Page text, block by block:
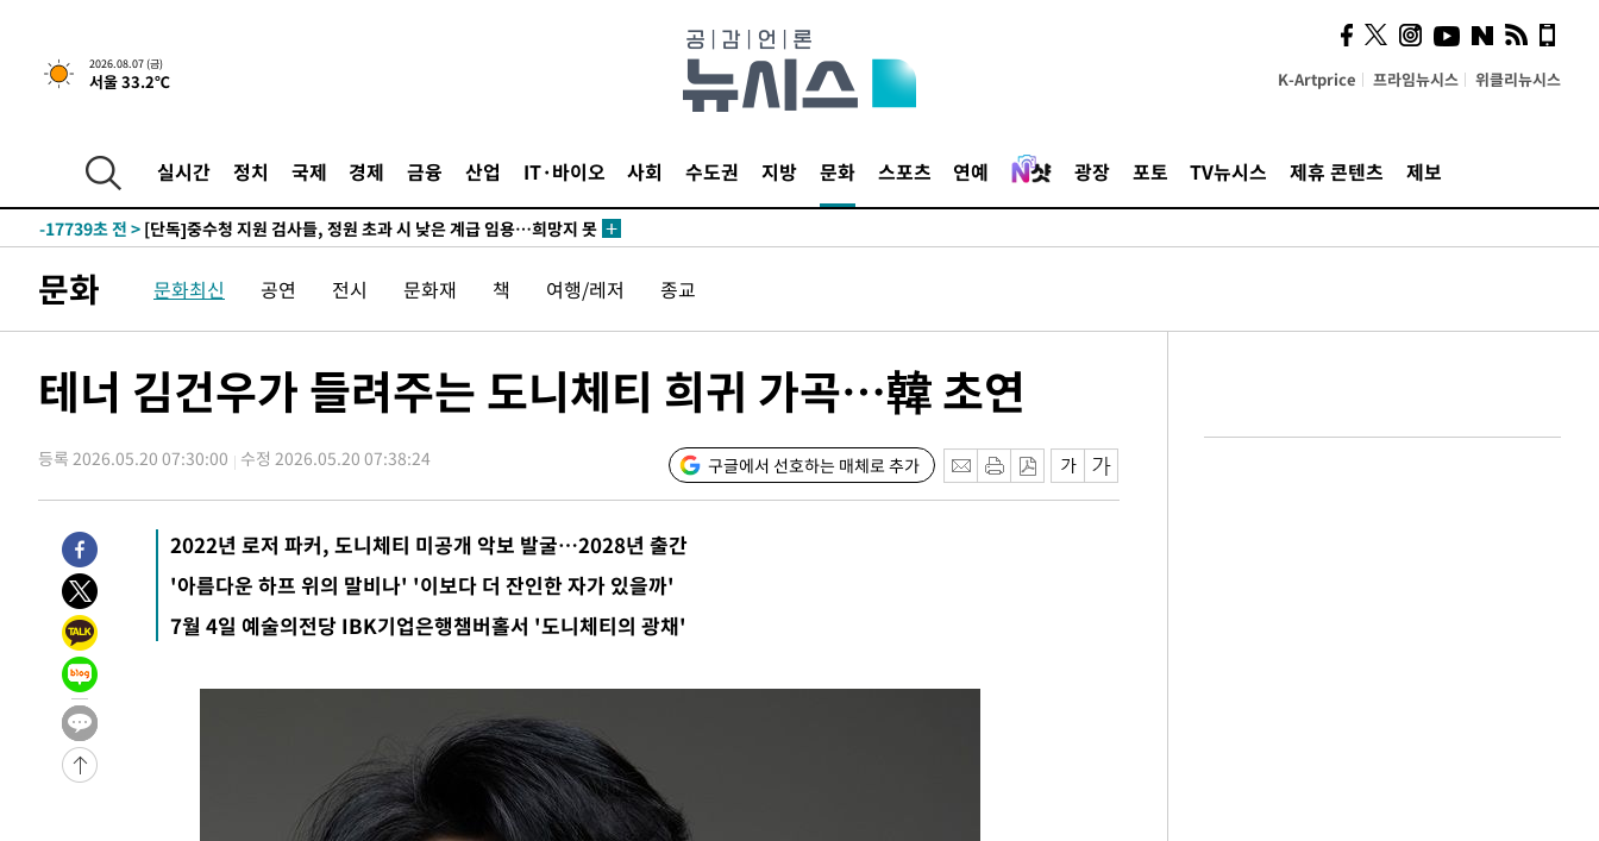
2026.08.07 (금)
서울 33.2℃ K-Artprice 프라임뉴시스 위클리뉴시스
실시간 정치 국제 경제 금융 산업 IT·바이오 사회 수도권 지방 문화 스포츠 연예 광장 포토 TV뉴시스 제휴 콘텐츠 제보
↓-27159초 전 >[속보]이 대통령 "부동산 공급 기존 사고방식 매달리지 말고 과감히
실천"
-26244초 전 >이란, "오만과 '중앙 단일 루트' 합의…북쪽 인바운드·남쪽 아웃바
-17776초 전 >
[속보]이 대통령, '호우피해' 안동·의성 관할 4개 면 특별재난지역
-17739초 전 >
갈 수도
-15710초 전 > 낮 최고 37도 찜통더위…곳곳 소나기·강원 많은 비[내일날씨]
응"
-10872초 전 >
여자배구 이재영·이다영 자매, 아제르바이잔 투란VC 입단
-10125초 전 >외국인 심판 성 접대 7경기 들여다보니…한국 축구 '5승 2무'
-9812초 전 >
[속보]코스피, 6200선 약보합…0.60% 내린 6258.77에 마쳐
-9681초 전 >[속보] 노원서 40.1도 관측…서울, 2018년 이후 첫 40도
-6771초 전 >[속보]종합특검, '계엄 수용공간 확보' 신용해 前교정본부장 기소
-5644초 전 >
외신들도 주목한 韓축구 파문…"국민적 공분에 수사 재개"
-5615초 전 >
11시간 압수수색에 성접대 파문까지…'쑥대밭' 된 축구협회
-4637초 전 >
[속보]규제합리화위원회 부위원장에 김태유 서울대 공대 교수…이병
태 후임
-995초 전 >
[속보]국힘 윤리위, '돌려차기 발언' 진종오·서범수 징계 절차 개시
-31868초 전 >
하향수정 (2보)
-31316초 전 >
[속보] 미 사업체, 일자리 7월에 2.3만 개 줄어…실업률은 4.1%로
-27179초 전 >
[속보]이 대통령 "부동산 공급 기존 사고방식 매달리지 말고 과감히
실천"
-26264초 전 >
이란, "오만과 '중앙 단일 루트' 합의…북쪽 인바운드·남쪽 아웃바
운드는 임시"
"낮 기온 소폭 하락"…수도권 폭염중대경보, 폭염경보로 하향
[속보]이 대통령, '호우피해' 안동·의성 관할 4개 면 특별재난지역
문화 문화최신 공연 전시 문화재 책 여행/레저 종교
테너 김건우가 들려주는 도니체티 희귀 가곡…韓 초연
등록 2026.05.20 07:30:00 수정 2026.05.20 07:38:24 구글에서 선호하는 매체로 추가
2022년 로저 파커, 도니체티 미공개 악보 발굴…2028년 출간
'아름다운 하프 위의 말비나' '이보다 더 잔인한 자가 있을까'
7월 4일 예술의전당 IBK기업은행챔버홀서 '도니체티의 광채'
시, 스마트폰 액세서리에
NFC 더했다